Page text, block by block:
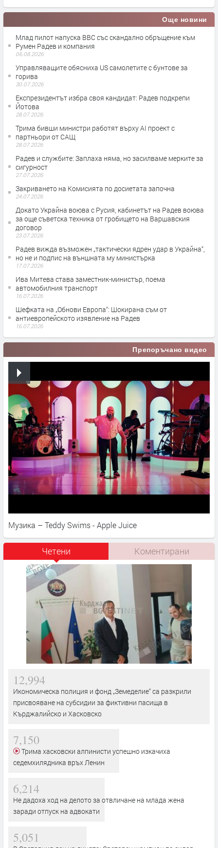
Още новини
Млад пилот напуска ВВС със скандално обръщение към
Румен Радев и компания
06.08.2026
Управляващите обясниха US самолетите с бунтове за
горива
30.07.2026
Експрезидентът избра своя кандидат: Радев подкрепи
Йотова
28.07.2026
Трима бивши министри работят върху AI проект с
партньори от САЩ
28.07.2026
Радев и службите: Заплаха няма, но засилваме мерките за
сигурност
27.07.2026
Закриването на Комисията по досиетата започна
24.07.2026
Докато Украйна воюва с Русия, кабинетът на Радев воюва
за още съветска техника от гробището на Варшавския
договор
23.07.2026
Радев вижда възможен „тактически ядрен удар в Украйна“,
но не и подпис на външната му министърка
17.07.2026
Ива Митева става заместник-министър, поема
автомобилния транспорт
16.07.2026
Шефката на „Обнови Европа“: Шокирана съм от
антиевропейското изявление на Радев
16.07.2026
Препоръчано видео
Музика – Teddy Swims - Apple Juice
Четени Коментирани
12,994
Икономическа полиция и фонд „Земеделие“ са разкрили
присвояване на субсидии за фиктивни пасища в
Кърджалийско и Хасковско
7,150
седемхилядника връх Ленин
6,214
Не дадоха ход на делото за отвличане на млада жена
заради отпуск на адвокати
5,051